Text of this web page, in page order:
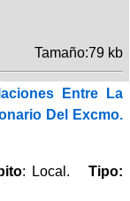
Tamaño:79 kb
Entre La
Del Excmo.
: Local.Tipo: